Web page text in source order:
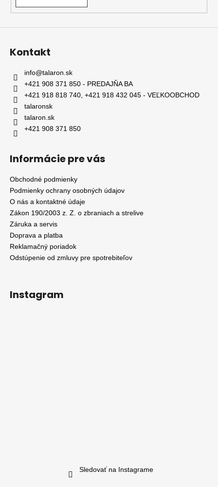
Kontakt
info@talaron.sk
+421 908 371 850 - PREDAJŇA BA
+421 918 818 740, +421 918 432 045 - VEĽKOOBCHOD
talaronsk
talaron.sk
+421 908 371 850
Informácie pre vás
Obchodné podmienky
Podmienky ochrany osobných údajov
O nás a kontaktné údaje
Zákon 190/2003 z. Z. o zbraniach a strelive
Záruka a servis
Doprava a platba
Reklamačný poriadok
Odstúpenie od zmluvy pre spotrebiteľov
Instagram
Sledovať na Instagrame